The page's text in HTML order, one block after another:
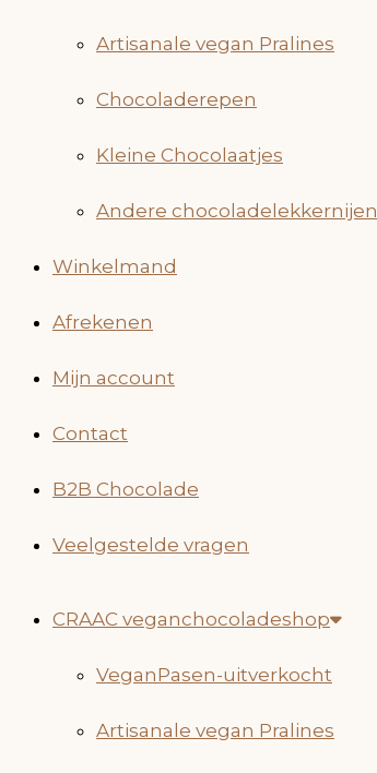
Artisanale vegan Pralines
Chocoladerepen
Kleine Chocolaatjes
Andere chocoladelekkernijen
Winkelmand
Afrekenen
Mijn account
Contact
B2B Chocolade
Veelgestelde vragen
CRAAC veganchocoladeshop
VeganPasen-uitverkocht
Artisanale vegan Pralines